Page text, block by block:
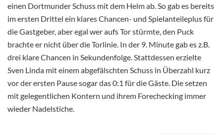
einen Dortmunder Schuss mit dem Helm ab. So gab es bereits
im ersten Drittel ein klares Chancen- und Spielanteileplus für
die Gastgeber, aber egal wer aufs Tor stürmte, den Puck
brachte er nicht über die Torlinie. In der 9. Minute gab es z.B.
drei klare Chancen in Sekundenfolge. Stattdessen erzielte
Sven Linda mit einem abgefälschten Schuss in Überzahl kurz
vor der ersten Pause sogar das 0:1 für die Gäste. Die setzen
mit gelegentlichen Kontern und ihrem Forechecking immer
wieder Nadelstiche.